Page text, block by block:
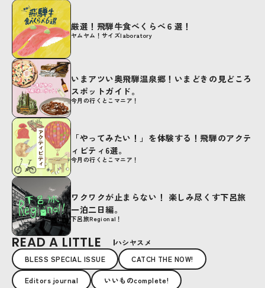
ヤムヤム！サイズlaboratory
厳選！飛騨牛食べくらべ６選！
今月の行くとこマニア！
いまアツい奥飛騨温泉郷！いまどきの見どころ
スポットガイド。
今月の行くとこマニア！
「やってみたい！」を体験する！飛騨のアクテ
ィビティ6選。
下呂旅Regional！
ワクワクが止まらない！ 楽しみ尽くす下呂旅
一泊二日編。
READ A LITTLE
ハシヤスメ
BLESS SPECIAL ISSUE
CATCH THE NOW!
Editors journal いいものcomplete!